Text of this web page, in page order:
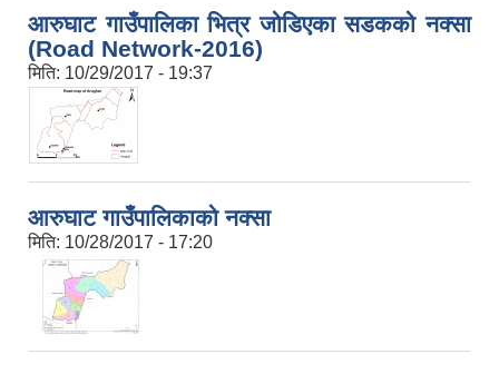
आरुघाट गाउँपालिका भित्र जोडिएका सडकको नक्सा
(Road Network-2016)
मिति: 10/29/2017 - 19:37
आरुघाट गाउँपालिकाको नक्सा
मिति: 10/28/2017 - 17:20